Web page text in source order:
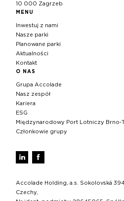
10 000 Zagrzeb
MENU
Inwestuj z nami
Nasze parki
Planowane parki
Aktualności
Kontakt
O NAS
Grupa Accolade
Nasz zespół
Kariera
ESG
Międzynarodowy Port Lotniczy
Członkowie grupy
Accolade Holding, a.s. Sokolovská
Czechy,